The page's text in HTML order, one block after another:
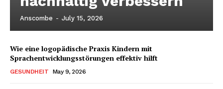
Anscombe - July 15, 2026
Wie eine logopädische Praxis Kindern mit
Sprachentwicklungsstörungen effektiv hilft
GESUNDHEIT May 9, 2026